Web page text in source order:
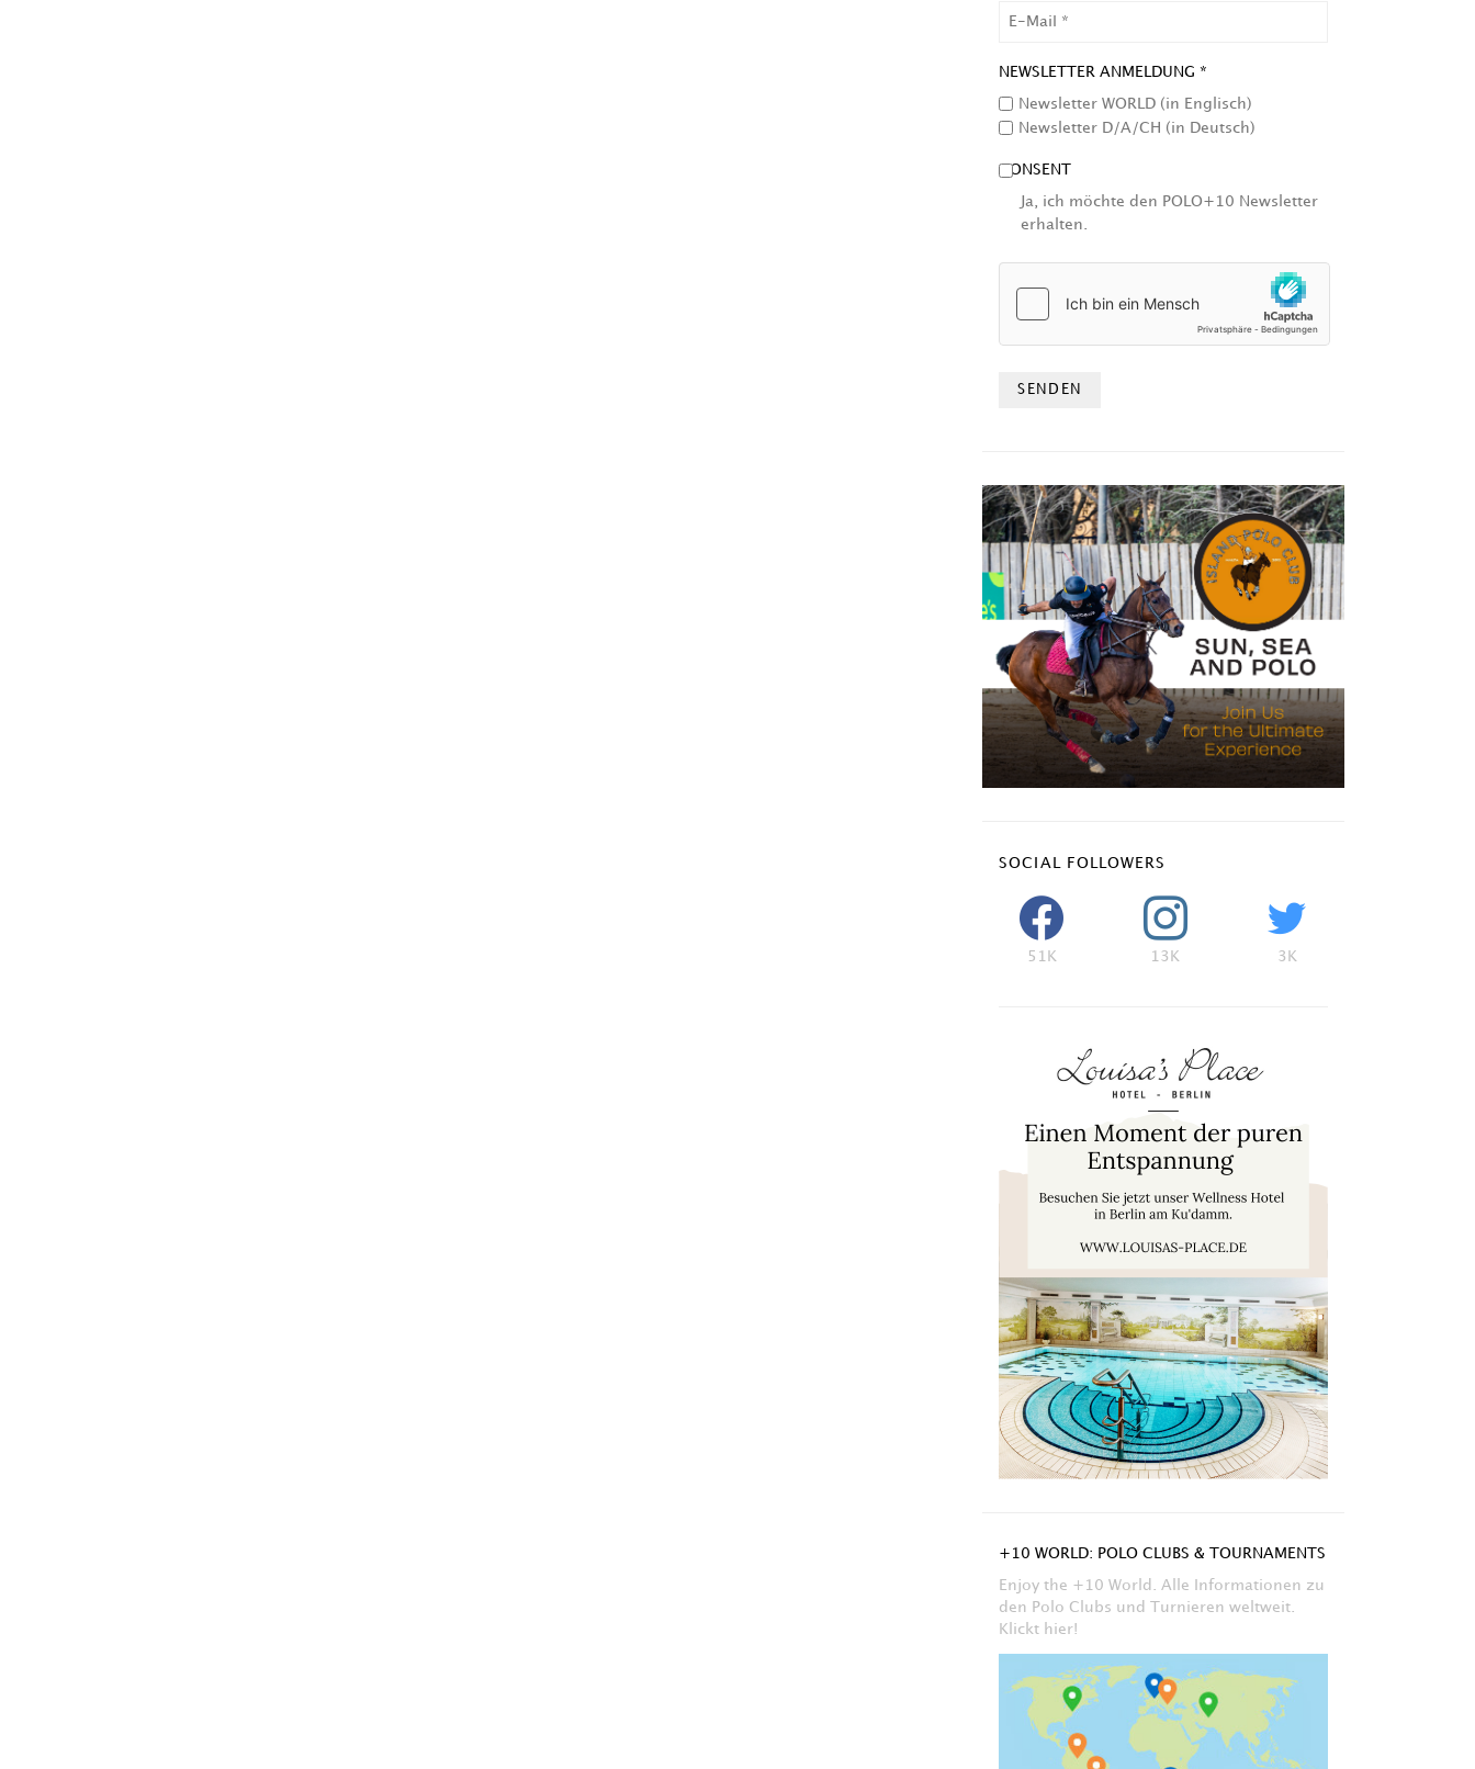
NEWSLETTER ANMELDUNG *
Newsletter WORLD (in Englisch)
Newsletter D/A/CH (in Deutsch)
CONSENT
Ja, ich möchte den POLO+10 Newsletter
erhalten.
SOCIAL FOLLOWERS
51K 13K 3K
+10 WORLD: POLO CLUBS & TOURNAMENTS
Enjoy the +10 World. Alle Informationen zu
den Polo Clubs und Turnieren weltweit.
Klickt hier!